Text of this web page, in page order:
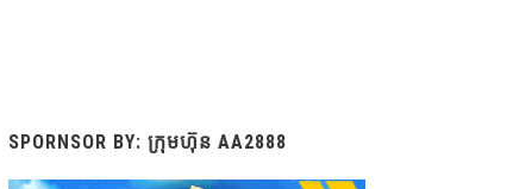
SPORNSOR BY: ក្រុមហ៊ុន AA2888